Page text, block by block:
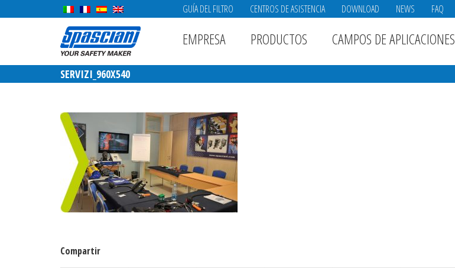
GUÍA DEL FILTRO CENTROS DE ASISTENCIA DOWNLOAD NEWS FAQ
EMPRESA PRODUCTOS CAMPOS DE APLICACIONES
SERVIZI_960X540
Compartir